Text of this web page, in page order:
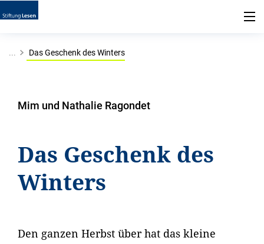
... Das Geschenk des Winters
Mim und Nathalie Ragondet
Das Geschenk des
Winters
Den ganzen Herbst über hat das kleine